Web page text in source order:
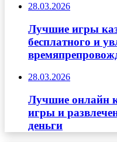
28.03.2026
Лучшие игры
бесплатного и
28.03.2026
Лучшие онлайн
игры и
деньги